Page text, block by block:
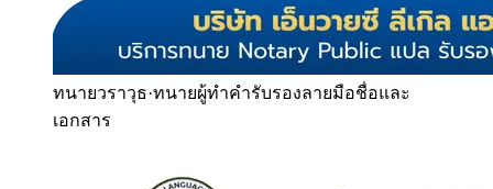
ทนายวราวุธ·ทนายผู้ทำคำรับรองลายมือชื่อและ
เอกสาร